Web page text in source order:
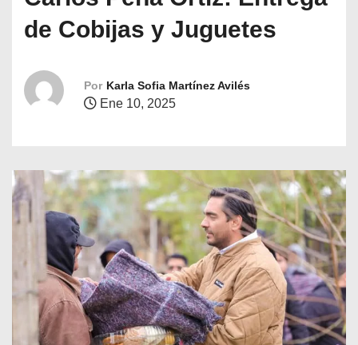
de Cobijas y Juguetes
Por Karla Sofia Martínez Avilés
Ene 10, 2025